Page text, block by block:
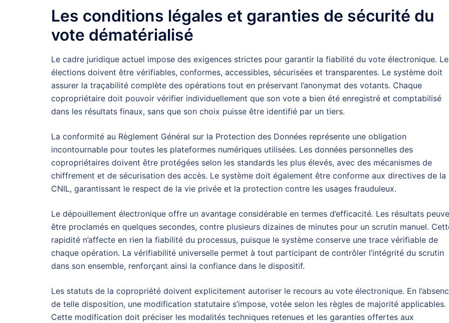
Les conditions légales et garanties de sécurité du
vote dématérialisé
Le cadre juridique actuel impose des exigences strictes pour garantir la fiabilité du vote électronique.
élections doivent être vérifiables, conformes, accessibles, sécurisées et transparentes. Le système doit
assurer la traçabilité complète des opérations tout en préservant l’anonymat des votants. Chaque
copropriétaire doit pouvoir vérifier individuellement que son vote a bien été enregistré et comptabilisé
dans les résultats finaux, sans que son choix puisse être identifié par un tiers.
La conformité au Règlement Général sur la Protection des Données représente une obligation
incontournable pour toutes les plateformes numériques utilisées. Les données personnelles des
copropriétaires doivent être protégées selon les standards les plus élevés, avec des mécanismes de
chiffrement et de sécurisation des accès. Le système doit également être conforme aux directives de la
CNIL, garantissant le respect de la vie privée et la protection contre les usages frauduleux.
Le dépouillement électronique offre un avantage considérable en termes d’efficacité. Les résultats
être proclamés en quelques secondes, contre plusieurs dizaines de minutes pour un scrutin manuel.
rapidité n’affecte en rien la fiabilité du processus, puisque le système conserve une trace vérifiable de
chaque opération. La vérifiabilité universelle permet à tout participant de contrôler l’intégrité du scrutin
dans son ensemble, renforçant ainsi la confiance dans le dispositif.
Les statuts de la copropriété doivent explicitement autoriser le recours au vote électronique. En
de telle disposition, une modification statutaire s’impose, votée selon les règles de majorité applicables.
Cette modification doit préciser les modalités techniques retenues et les garanties offertes aux